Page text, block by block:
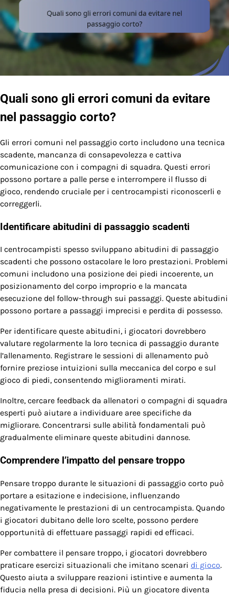
Quali sono gli errori comuni da evitare
nel passaggio corto?
Gli errori comuni nel passaggio corto includono una tecnica
scadente, mancanza di consapevolezza e cattiva
comunicazione con i compagni di squadra. Questi errori
possono portare a palle perse e interrompere il flusso di
gioco, rendendo cruciale per i centrocampisti riconoscerli e
correggerli.
Identificare abitudini di passaggio scadenti
I centrocampisti spesso sviluppano abitudini di passaggio
scadenti che possono ostacolare le loro prestazioni. Problemi
comuni includono una posizione dei piedi incoerente, un
posizionamento del corpo improprio e la mancata
esecuzione del follow-through sui passaggi. Queste abitudini
possono portare a passaggi imprecisi e perdita di possesso.
Per identificare queste abitudini, i giocatori dovrebbero
valutare regolarmente la loro tecnica di passaggio durante
l’allenamento. Registrare le sessioni di allenamento può
fornire preziose intuizioni sulla meccanica del corpo e sul
gioco di piedi, consentendo miglioramenti mirati.
Inoltre, cercare feedback da allenatori o compagni di squadra
esperti può aiutare a individuare aree specifiche da
migliorare. Concentrarsi sulle abilità fondamentali può
gradualmente eliminare queste abitudini dannose.
Comprendere l’impatto del pensare troppo
Pensare troppo durante le situazioni di passaggio corto può
portare a esitazione e indecisione, influenzando
negativamente le prestazioni di un centrocampista. Quando
i giocatori dubitano delle loro scelte, possono perdere
opportunità di effettuare passaggi rapidi ed efficaci.
Per combattere il pensare troppo, i giocatori dovrebbero
praticare esercizi situazionali che imitano scenari di gioco.
Questo aiuta a sviluppare reazioni istintive e aumenta la
fiducia nella presa di decisioni. Più un giocatore diventa